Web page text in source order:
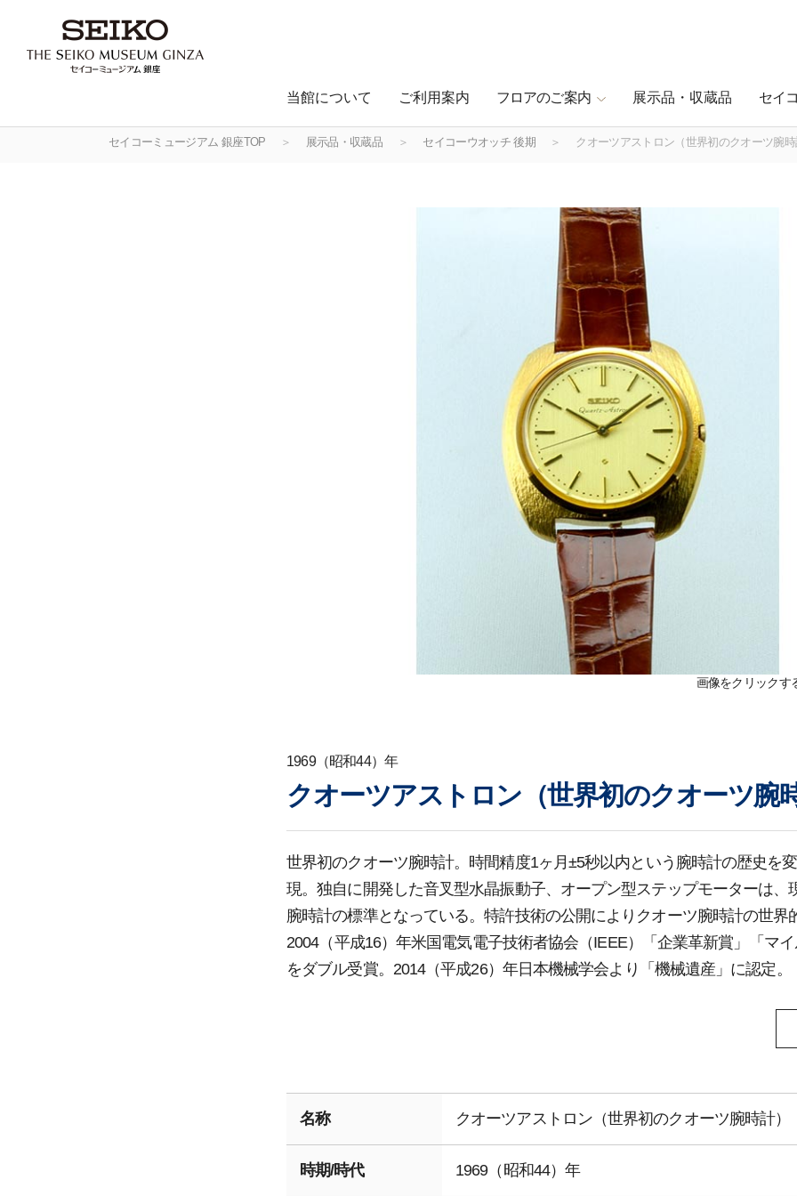
当館について ご利用案内 フロアのご案内 展示品・収蔵品 セイ
セイコーミュージアム 銀座TOP 展示品・収蔵品 セイコーウオッチ 後期 クオーツアストロン（世界初のクオーツ腕
画像をクリックす
1969（昭和44）年
クオーツアストロン（世界初のクオーツ腕
世界初のクオーツ腕時計。時間精度1ヶ月±5秒以内という腕時計の歴史を
現。独自に開発した音叉型水晶振動子、オープン型ステップモーターは、
腕時計の標準となっている。特許技術の公開によりクオーツ腕時計の世界
2004（平成16）年米国電気電子技術者協会（IEEE）「企業革新賞」「マ
をダブル受賞。2014（平成26）年日本機械学会より「機械遺産」に認定。
名称 クオーツアストロン（世界初のクオーツ腕時計）
時期/時代 1969（昭和44）年